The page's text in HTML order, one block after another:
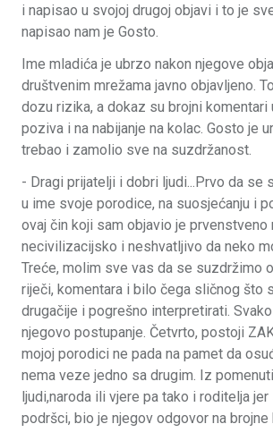
i napisao u svojoj drugoj objavi i to je
napisao nam je Gosto.
Ime mladića je ubrzo nakon njegove
društvenim mrežama javno objavljeno.
dozu rizika, a dokaz su brojni komentari
poziva i na nabijanje na kolac. Gosto je
trebao i zamolio sve na suzdržanost.
- Dragi prijatelji i dobri ljudi...Prvo da se
u ime svoje porodice, na suosjećanju i
ovaj čin koji sam objavio je prvenstveno
necivilizacijsko i neshvatljivo da neko
Treće, molim sve vas da se suzdržimo
riječi, komentara i bilo čega sličnog što
drugačije i pogrešno interpretirati.
njegovo postupanje. Četvrto, postoji
mojoj porodici ne pada na pamet da
nema veze jedno sa drugim. Iz
ljudi,naroda ili vjere pa tako i roditelja
podršci, bio je njegov odgovor na brojne